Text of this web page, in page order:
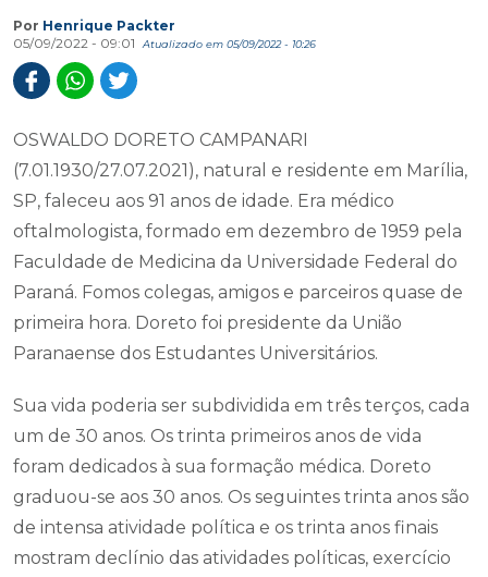
Por Henrique Packter
05/09/2022 - 09:01
Atualizado em 05/09/2022 - 10:26
OSWALDO DORETO CAMPANARI
(7.01.1930/27.07.2021), natural e residente em Marília,
SP, faleceu aos 91 anos de idade. Era médico
oftalmologista, formado em dezembro de 1959 pela
Faculdade de Medicina da Universidade Federal do
Paraná. Fomos colegas, amigos e parceiros quase de
primeira hora. Doreto foi presidente da União
Paranaense dos Estudantes Universitários.
Sua vida poderia ser subdividida em três terços, cada
um de 30 anos. Os trinta primeiros anos de vida
foram dedicados à sua formação médica. Doreto
graduou-se aos 30 anos. Os seguintes trinta anos são
de intensa atividade política e os trinta anos finais
mostram declínio das atividades políticas, exercício